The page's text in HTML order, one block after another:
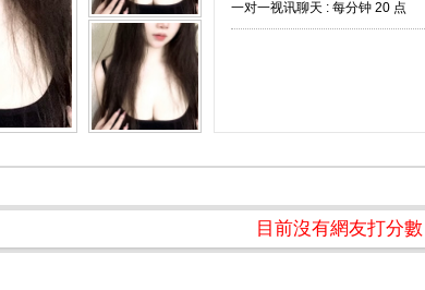
一对一视讯聊天 : 每分钟 20 点
目前沒有網友打分數